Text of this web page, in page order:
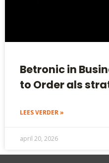
Betronic in
to Order als
LEES VERDER »
april 20, 2026